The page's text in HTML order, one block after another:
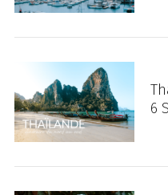
6